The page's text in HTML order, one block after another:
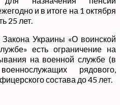
и в итоге на 1 октября
25 лет.
Украины «О воинской
есть ограничение на
на военной службе (в
рядового,
состава до 45 лет.